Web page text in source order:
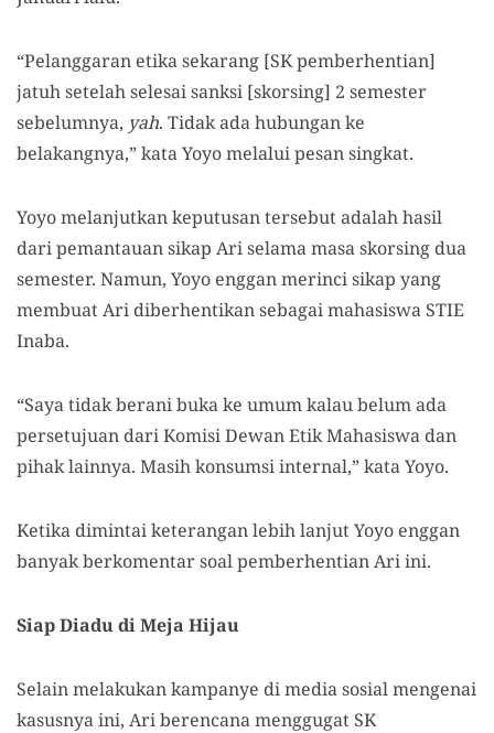
“Pelanggaran etika sekarang [SK pemberhentian]
jatuh setelah selesai sanksi [skorsing] 2 semester
sebelumnya, yah. Tidak ada hubungan ke
belakangnya,” kata Yoyo melalui pesan singkat.
Yoyo melanjutkan keputusan tersebut adalah hasil
dari pemantauan sikap Ari selama masa skorsing dua
semester. Namun, Yoyo enggan merinci sikap yang
membuat Ari diberhentikan sebagai mahasiswa STIE
Inaba.
“Saya tidak berani buka ke umum kalau belum ada
persetujuan dari Komisi Dewan Etik Mahasiswa dan
pihak lainnya. Masih konsumsi internal,” kata Yoyo.
Ketika dimintai keterangan lebih lanjut Yoyo enggan
banyak berkomentar soal pemberhentian Ari ini.
Siap Diadu di Meja Hijau
Selain melakukan kampanye di media sosial mengenai
kasusnya ini, Ari berencana menggugat SK